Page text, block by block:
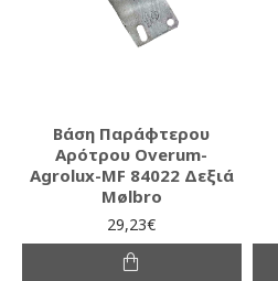
Βάση Παράφτερου
Αρότρου Overum-
Agrolux-MF 84022 Δεξιά
Mølbro
29,23€